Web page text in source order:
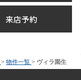
来店予約
> 物件一覧 > ヴィラ園生